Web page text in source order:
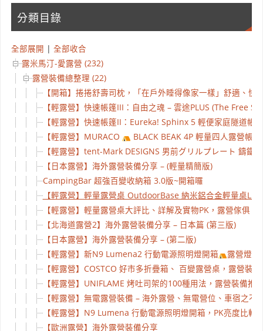
分類目錄
全部展開 | 全部收合
露米馬汀-愛露營 (232)
露營裝備總整理 (22)
【開箱】捲捲舒壽司枕，「在戶外睡得像家一樣」舒適、快
【輕露營】快速帳篷III：自由之魂 – 雲途PLUS (The Free
【輕露營】快速帳篷II：Eureka! Sphinx 5 輕便家庭隧道帳
【輕露營】MURACO
BLACK BEAK 4P 輕量四人露營帳
【輕露營】tent-Mark DESIGNS 男前グリルプレート 鑄鐵
【日本露營】海外露營裝備分享 – (輕量精簡版)
CampingBar 超強百變收納箱 3.0版~開箱囉
【輕露營】輕量露營桌 OutdoorBase 納米鋁合金輕量桌L
【輕露營】輕量露營桌大評比、詳解及實物PK，露營傢俱、
【北海道露營2】海外露營裝備分享 – 日本篇 (第三版)
【日本露營】海外露營裝備分享 – (第二版)
【輕露營】新N9 Lumena2 行動電源照明燈開箱
露營燈推
【輕露營】COSTCO 好市多折疊箱、 百變露營桌，露營裝
【輕露營】UNIFLAME 烤吐司架的100種用法，露營裝備推
【輕露營】無電露營裝備 – 海外露營、無電營位、車宿之不
【輕露營】N9 Lumena 行動電源照明燈開箱，PK亮度比較
【歐洲露營】海外露營裝備分享